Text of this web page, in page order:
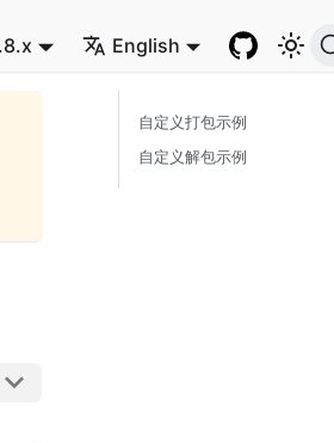
English
自定义打包示例
自定义解包示例